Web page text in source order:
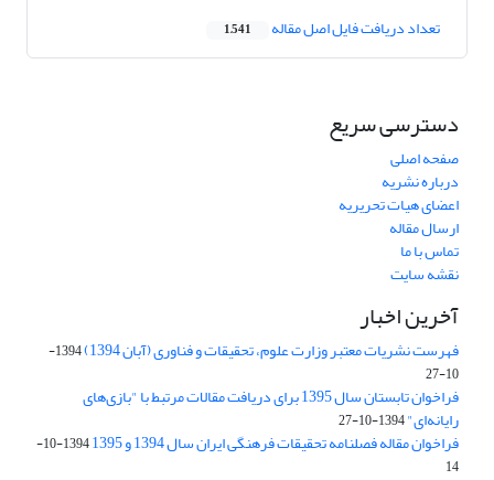
تعداد دریافت فایل اصل مقاله 1,541
دسترسی سریع
صفحه اصلی
درباره نشریه
اعضای هیات تحریریه
ارسال مقاله
تماس با ما
نقشه سایت
آخرین اخبار
فهرست نشریات معتبر وزارت علوم، تحقیقات و فناوری (آبان 1394)
1394-
10-27
فراخوان تابستان سال 1395 برای دریافت مقالات مرتبط با "بازی‌های
رایانه‌ای"1394-10-27
فراخوان مقاله فصلنامه تحقیقات فرهنگی ایران سال 1394 و 1395
1394-10-
14